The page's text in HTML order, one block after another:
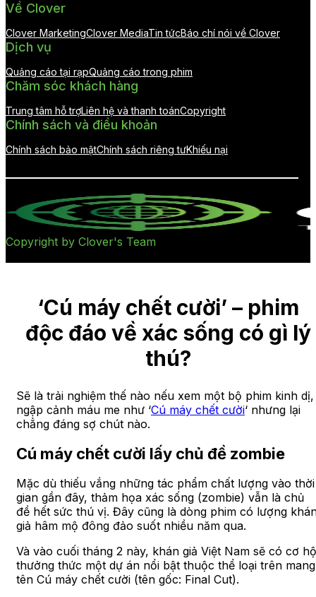
Về Clover
Clover MarketingClover MediaTin tứcBáo chí nói về Clover
Dịch vụ
Quảng cáo tại rạpQuảng cáo trong phim
Chăm sóc khách hàng
Trung tâm hỗ trợLiên hệ và thanh toánCopyright
Chính sách và điều khoản
Chính sách bảo mậtChính sách riêng tưKhiếu nại
Copyright by Clover's Team
‘Cú máy chết cười’ – phim
độc đáo về xác sống có gì lý
thú?
Sẽ là trải nghiệm thế nào nếu xem một bộ phim kinh dị,
ngập cảnh máu me như ‘Cú máy chết cười‘ nhưng lại
chẳng đáng sợ chút nào.
Cú máy chết cười lấy chủ đề zombie
Mặc dù thiếu vắng những tác phẩm chất lượng vào thời
gian gần đây, thảm họa xác sống (zombie) vẫn là chủ
đề hết sức thú vị. Đây cũng là dòng phim có lượng
giả hâm mộ đông đảo suốt nhiều năm qua.
Và vào cuối tháng 2 này, khán giả Việt Nam sẽ có cơ
thưởng thức một dự án nổi bật thuộc thể loại trên mang
tên Cú máy chết cười (tên gốc: Final Cut).